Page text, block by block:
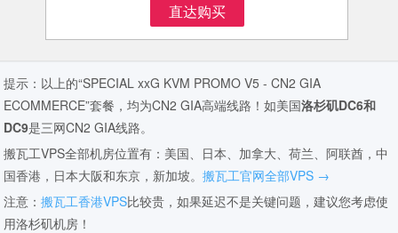
直达购买
提示：以上的“SPECIAL xxG KVM PROMO V5 - CN2 GIA
ECOMMERCE”套餐，均为CN2 GIA高端线路！如美国洛杉矶DC6和
DC9是三网CN2 GIA线路。
搬瓦工VPS全部机房位置有：美国、日本、加拿大、荷兰、阿联酋，中
国香港，日本大阪和东京，新加坡。 搬瓦工官网全部VPS →
注意： 搬瓦工香港VPS比较贵，如果延迟不是关键问题，建议您考虑使
用洛杉矶机房！